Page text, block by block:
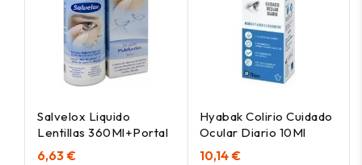
Salvelox Liquido
Lentillas 360Ml+Portal
6,63 €
Hyabak Colirio Cuidado
Ocular Diario 10Ml
10,14 €